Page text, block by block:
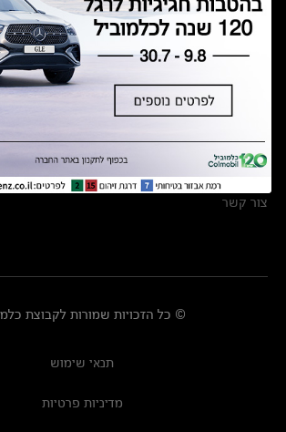
תקנון ימי מכירות 120 לכלמוביל
מצאו אותנו
אולמות תצוגה
מרכזי שירות
צור קשר
© כל הזכויות שמורות לקבוצת
תנאי שימוש
מדיניות פרטיות